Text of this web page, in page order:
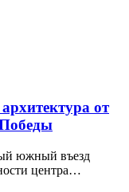
от
южный въезд
центра…